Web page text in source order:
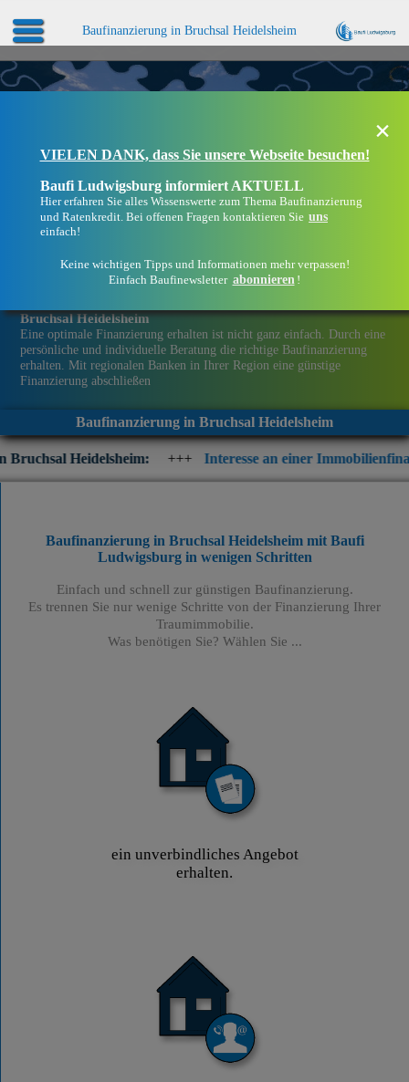
Baufinanzierung in Bruchsal Heidelsheim
Bruchsal Heidelsheim
Eine optimale Finanzierung erhalten ist nicht ganz einfach. Durch eine
persönliche und individuelle Beratung die richtige Baufinanzierung
erhalten. Mit regionalen Banken in Ihrer Region eine günstige
Finanzierung abschließen
Baufinanzierung in Bruchsal Heidelsheim
+++ Interesse an einer Immobilienfinanzierung?
×
VIELEN DANK, dass Sie unsere Webseite besuchen!
Baufi Ludwigsburg informiert AKTUELL
Hier erfahren Sie alles Wissenswerte zum Thema Baufinanzierung
und Ratenkredit. Bei offenen Fragen kontaktieren Sie uns
einfach!
Keine wichtigen Tipps und Informationen mehr verpassen!
Einfach Baufinewsletter abonnieren !
Baufinanzierung in Bruchsal Heidelsheim mit Baufi
Ludwigsburgin wenigen Schritten
Einfach und schnell zur günstigen Baufinanzierung.
Es trennen Sie nur wenige Schritte von der Finanzierung Ihrer
Traumimmobilie.
Was benötigen Sie? Wählen Sie ...
ein unverbindliches Angebot
erhalten.